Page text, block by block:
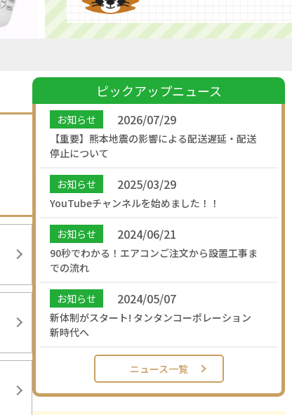
ピックアップニュース
お知らせ 2026/07/29
【重要】熊本地震の影響による配送遅延・配送
停止について
お知らせ 2025/03/29
YouTubeチャンネルを始めました！！
お知らせ 2024/06/21
90秒でわかる！エアコンご注文から設置工事ま
での流れ
お知らせ 2024/05/07
新体制がスタート! タンタンコーポレーション
新時代へ
ニュース一覧